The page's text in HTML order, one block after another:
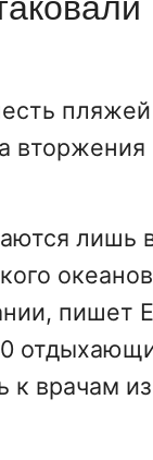
вторжения
лишь
пишет
врачам